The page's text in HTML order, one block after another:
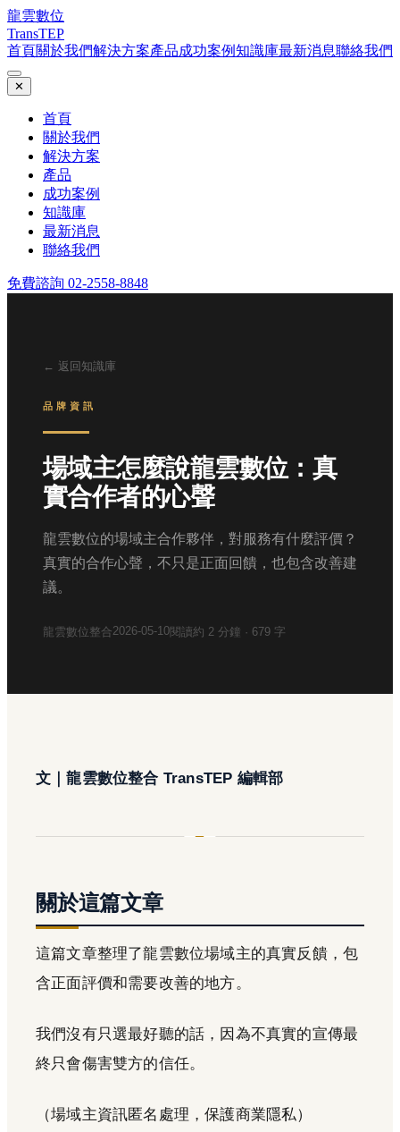
龍雲數位
TransTEP
首頁關於我們解決方案產品成功案例知識庫最新消息聯絡我們
✕
首頁
關於我們
解決方案
產品
成功案例
知識庫
最新消息
聯絡我們
免費諮詢 02-2558-8848
← 返回知識庫
品牌資訊
場域主怎麼說龍雲數位：真
實合作者的心聲
龍雲數位的場域主合作夥伴，對服務有什麼評價？
真實的合作心聲，不只是正面回饋，也包含改善建
議。
龍雲數位整合2026-05-10閱讀約 2 分鐘 · 679 字
文｜龍雲數位整合 TransTEP 編輯部
關於這篇文章
這篇文章整理了龍雲數位場域主的真實反饋，包
含正面評價和需要改善的地方。
我們沒有只選最好聽的話，因為不真實的宣傳最
終只會傷害雙方的信任。
（場域主資訊匿名處理，保護商業隱私）